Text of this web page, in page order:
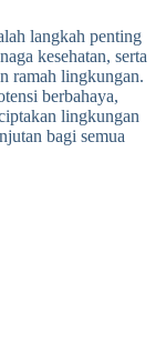
langkah penting
kesehatan, serta
ramah lingkungan.
berbahaya,
lingkungan
bagi semua